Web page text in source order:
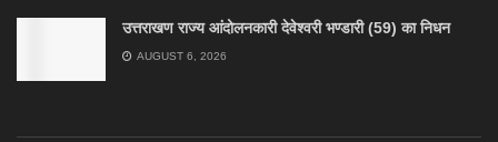
उत्तराखण राज्य आंदोलनकारी देवेश्वरी भण्डारी (59) का निधन
AUGUST 6, 2026